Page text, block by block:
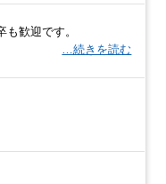
歓迎です。
…続きを読む